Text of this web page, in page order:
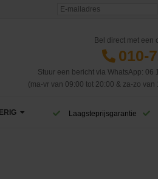
Bel direct met een
010-
Stuur een bericht via WhatsApp: 06
(ma-vr van 09:00 tot 20:00 & za-zo van
Laagsteprijsgarantie